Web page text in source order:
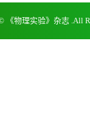
《物理实验》杂志